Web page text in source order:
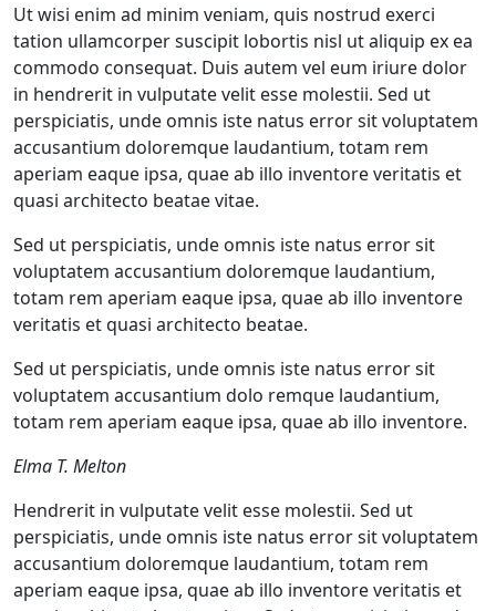
Ut wisi enim ad minim veniam, quis nostrud exerci
tation ullamcorper suscipit lobortis nisl ut aliquip ex ea
commodo consequat. Duis autem vel eum iriure dolor
in hendrerit in vulputate velit esse molestii. Sed ut
perspiciatis, unde omnis iste natus error sit voluptatem
accusantium doloremque laudantium, totam rem
aperiam eaque ipsa, quae ab illo inventore veritatis et
quasi architecto beatae vitae.
Sed ut perspiciatis, unde omnis iste natus error sit
voluptatem accusantium doloremque laudantium,
totam rem aperiam eaque ipsa, quae ab illo inventore
veritatis et quasi architecto beatae.
Sed ut perspiciatis, unde omnis iste natus error sit
voluptatem accusantium dolo remque laudantium,
totam rem aperiam eaque ipsa, quae ab illo inventore.
Elma T. Melton
Hendrerit in vulputate velit esse molestii. Sed ut
perspiciatis, unde omnis iste natus error sit voluptatem
accusantium doloremque laudantium, totam rem
aperiam eaque ipsa, quae ab illo inventore veritatis et